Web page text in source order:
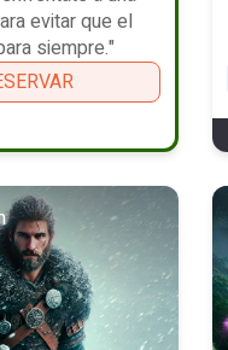
evitar que el
siempre."